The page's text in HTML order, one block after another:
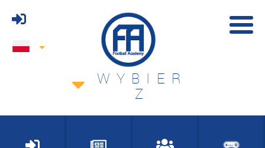
WYBIER
Z